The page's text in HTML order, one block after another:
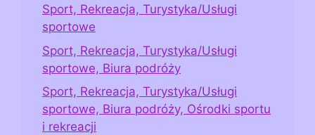
Sport, Rekreacja, Turystyka/Usługi
sportowe
Sport, Rekreacja, Turystyka/Usługi
sportowe, Biura podróży
Sport, Rekreacja, Turystyka/Usługi
sportowe, Biura podróży, Ośrodki sportu
i rekreacji